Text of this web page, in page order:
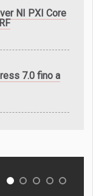
NI PXI Core
7.0 fino a